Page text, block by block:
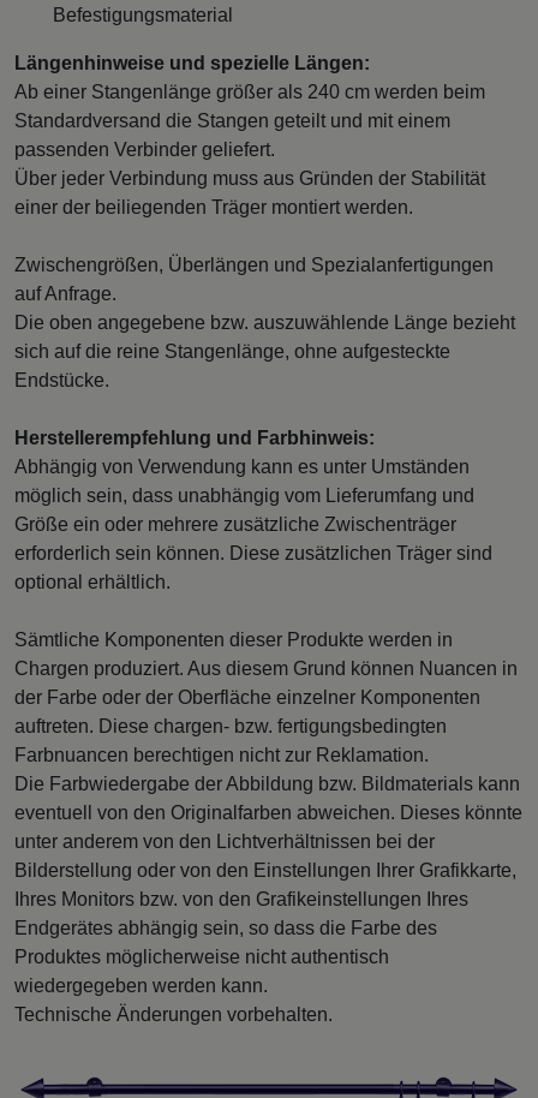
Befestigungsmaterial
Längenhinweise und spezielle Längen:
Ab einer Stangenlänge größer als 240 cm werden beim
Standardversand die Stangen geteilt und mit einem
passenden Verbinder geliefert.
Über jeder Verbindung muss aus Gründen der Stabilität
einer der beiliegenden Träger montiert werden.
Zwischengrößen, Überlängen und Spezialanfertigungen
auf Anfrage.
Die oben angegebene bzw. auszuwählende Länge bezieht
sich auf die reine Stangenlänge, ohne aufgesteckte
Endstücke.
Herstellerempfehlung und Farbhinweis:
Abhängig von Verwendung kann es unter Umständen
möglich sein, dass unabhängig vom Lieferumfang und
Größe ein oder mehrere zusätzliche Zwischenträger
erforderlich sein können. Diese zusätzlichen Träger sind
optional erhältlich.
Sämtliche Komponenten dieser Produkte werden in
Chargen produziert. Aus diesem Grund können Nuancen in
der Farbe oder der Oberfläche einzelner Komponenten
auftreten. Diese chargen- bzw. fertigungsbedingten
Farbnuancen berechtigen nicht zur Reklamation.
Die Farbwiedergabe der Abbildung bzw. Bildmaterials kann
eventuell von den Originalfarben abweichen. Dieses könnte
unter anderem von den Lichtverhältnissen bei der
Bilderstellung oder von den Einstellungen Ihrer Grafikkarte,
Ihres Monitors bzw. von den Grafikeinstellungen Ihres
Endgerätes abhängig sein, so dass die Farbe des
Produktes möglicherweise nicht authentisch
wiedergegeben werden kann.
Technische Änderungen vorbehalten.